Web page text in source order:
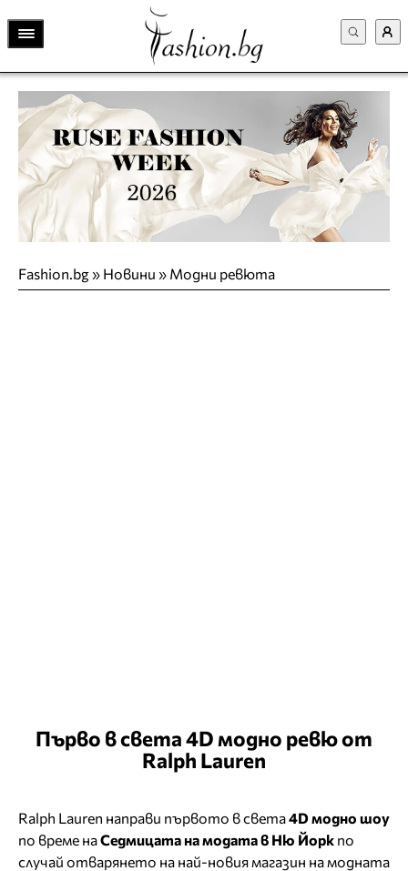
Fashion.bg» Новини » Модни ревюта
Първо в света 4D модно ревю от
Ralph Lauren
Ralph Lauren направи първото в света4D модно шоу
по време наСедмицата на модата в Ню Йорк по
случай отварянето на най-новия магазин на модната